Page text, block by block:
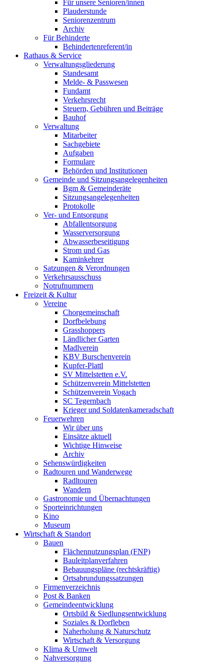
Für unsere Senioren/innen
Plauderstunde
Seniorenzentrum
Archiv
Für Behinderte
Behindertenreferent/in
Rathaus & Service
Verwaltungsgliederung
Standesamt
Melde- & Passwesen
Fundamt
Verkehrsrecht
Steuern, Gebühren und Beiträge
Bauhof
Verwaltung
Mitarbeiter
Sachgebiete
Aufgaben
Formulare
Behörden und Institutionen
Gemeinde und Sitzungsangelegenheiten
Bgm & Gemeinderäte
Sitzungsangelegenheiten
Protokolle
Ver- und Entsorgung
Abfallentsorgung
Wasserversorgung
Abwasserbeseitigung
Strom und Gas
Kaminkehrer
Satzungen & Verordnungen
Verkehrsausschuss
Notrufnummern
Freizeit & Kultur
Vereine
Chorgemeinschaft
Dorfbelebung
Grasshoppers
Ländlicher Garten
Madlverein
KBV Burschenverein
Kupfer-Plattl
SV Mittelstetten e.V.
Schützenverein Mittelstetten
Schützenverein Vogach
SC Tegernbach
Krieger und Soldatenkameradschaft
Feuerwehren
Wir über uns
Einsätze aktuell
Wichtige Hinweise
Archiv
Sehenswürdigkeiten
Radtouren und Wanderwege
Radltouren
Wandern
Gastronomie und Übernachtungen
Sporteinrichtungen
Kino
Museum
Wirtschaft & Standort
Bauen
Flächennutzungsplan (FNP)
Bauleitplanverfahren
Bebauungspläne (rechtskräftig)
Ortsabrundungssatzungen
Firmenverzeichnis
Post & Banken
Gemeindeentwicklung
Ortsbild & Siedlungsentwicklung
Soziales & Dorfleben
Naherholung & Naturschutz
Wirtschaft & Versorgung
Klima & Umwelt
Nahversorgung